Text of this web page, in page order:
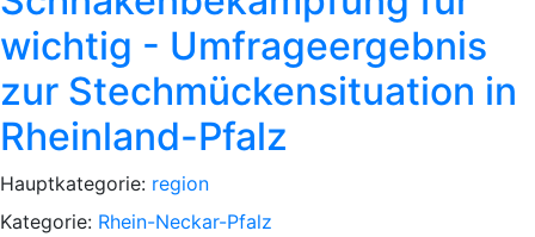
wichtig - Umfrageergebnis
zur Stechmückensituation in
Rheinland-Pfalz
Hauptkategorie: region
Kategorie: Rhein-Neckar-Pfalz